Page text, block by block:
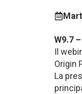
W9.7
Il
Origin
La